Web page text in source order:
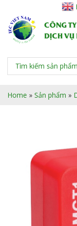
CÔNG
DỊCH VỤ
Home » Sản phẩm »